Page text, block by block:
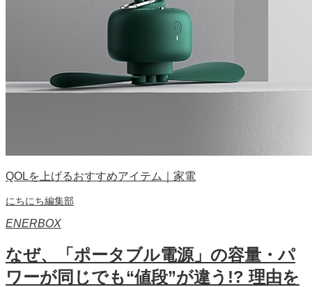
QOLを上げるおすすめアイテム｜家電
にちにち編集部
ENERBOX
なぜ、「ポータブル電源」の容量・パ
ワーが同じでも“値段”が違う!? 理由を